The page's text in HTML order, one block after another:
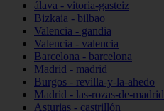
álava - vitoria-gasteiz
Bizkaia - bilbao
Valencia - gandia
Valencia - valencia
Barcelona - barcelona
Madrid - madrid
Burgos - revilla-y-la-ahedo
Madrid - las-rozas-de-madrid
Asturias - castrillón